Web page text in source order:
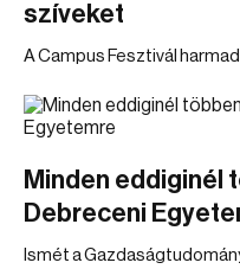
szíveket
A Campus Fesztivál
Minden eddiginél
Debreceni
Ismét a